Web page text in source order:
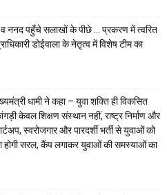
ननद पहुँचे सलाखों के पीछे … प्रकरण में त्वरित
डोईवाला के नेतृत्व में विशेष टीम का
धामी ने कहा – युवा शक्ति ही विकसित
केवल शिक्षण संस्थान नहीं, राष्ट्र निर्माण और
स्वरोजगार और पारदर्शी भर्ती से युवाओं को
सरल, कैंप लगाकर युवाओं की समस्याओं का